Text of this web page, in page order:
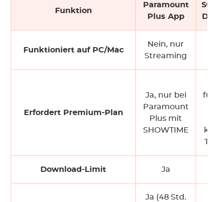
Funktion
Paramount
Plus App
Funktioniert auf PC/Mac
Nein, nur
Streaming
Erfordert Premium-Plan
Ja, nur bei
Paramount
Plus mit
SHOWTIME
Download-Limit Ja
Ja (48 Std.